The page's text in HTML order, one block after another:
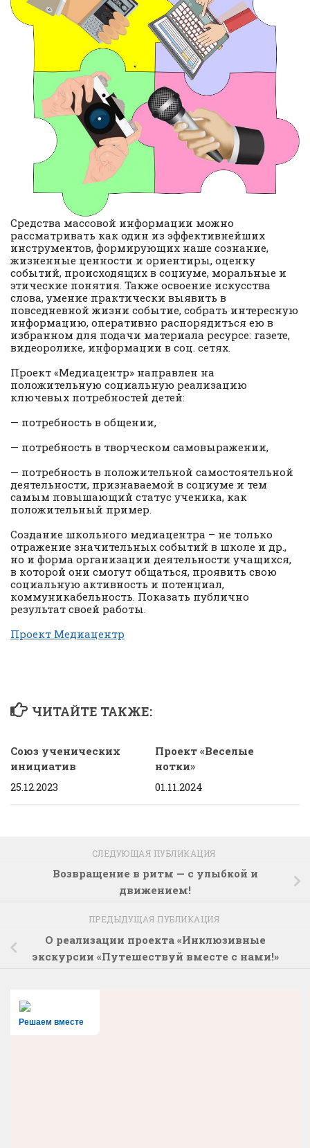
Средства массовой информации можно
рассматривать как один из эффективнейших
инструментов, формирующих наше сознание,
жизненные ценности и ориентиры, оценку
событий, происходящих в социуме, моральные и
этические понятия. Также освоение искусства
слова, умение практически выявить в
повседневной жизни событие, собрать интересную
информацию, оперативно распорядиться ею в
избранном для подачи материала ресурсе: газете,
видеоролике, информации в соц. сетях.
Проект «Медиацентр» направлен на
положительную социальную реализацию
ключевых потребностей детей:
— потребность в общении,
— потребность в творческом самовыражении,
— потребность в положительной самостоятельной
деятельности, признаваемой в социуме и тем
самым повышающий статус ученика, как
положительный пример.
Создание школьного медиацентра – не только
отражение значительных событий в школе и др.,
но и форма организации деятельности учащихся,
в которой они смогут общаться, проявить свою
социальную активность и потенциал,
коммуникабельность. Показать публично
результат своей работы.
Проект Медиацентр
ЧИТАЙТЕ ТАКЖЕ:
Союз ученических
инициатив
25.12.2023
Проект «Веселые
нотки»
01.11.2024
СЛЕДУЮЩАЯ ПУБЛИКАЦИЯ
Возвращение в ритм — с улыбкой и
движением!
ПРЕДЫДУЩАЯ ПУБЛИКАЦИЯ
О реализации проекта «Инклюзивные
экскурсии «Путешествуй вместе с нами!»
Решаем вместе